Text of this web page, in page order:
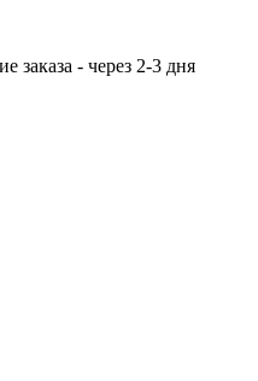
заказа - через 2-3 дня